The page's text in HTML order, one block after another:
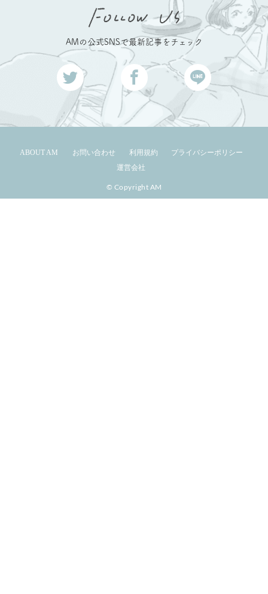
AMの公式SNSで最新記事をチェック
ABOUT AM お問い合わせ 利用規約
プライバシーポリシー
運営会社
© Copyright AM